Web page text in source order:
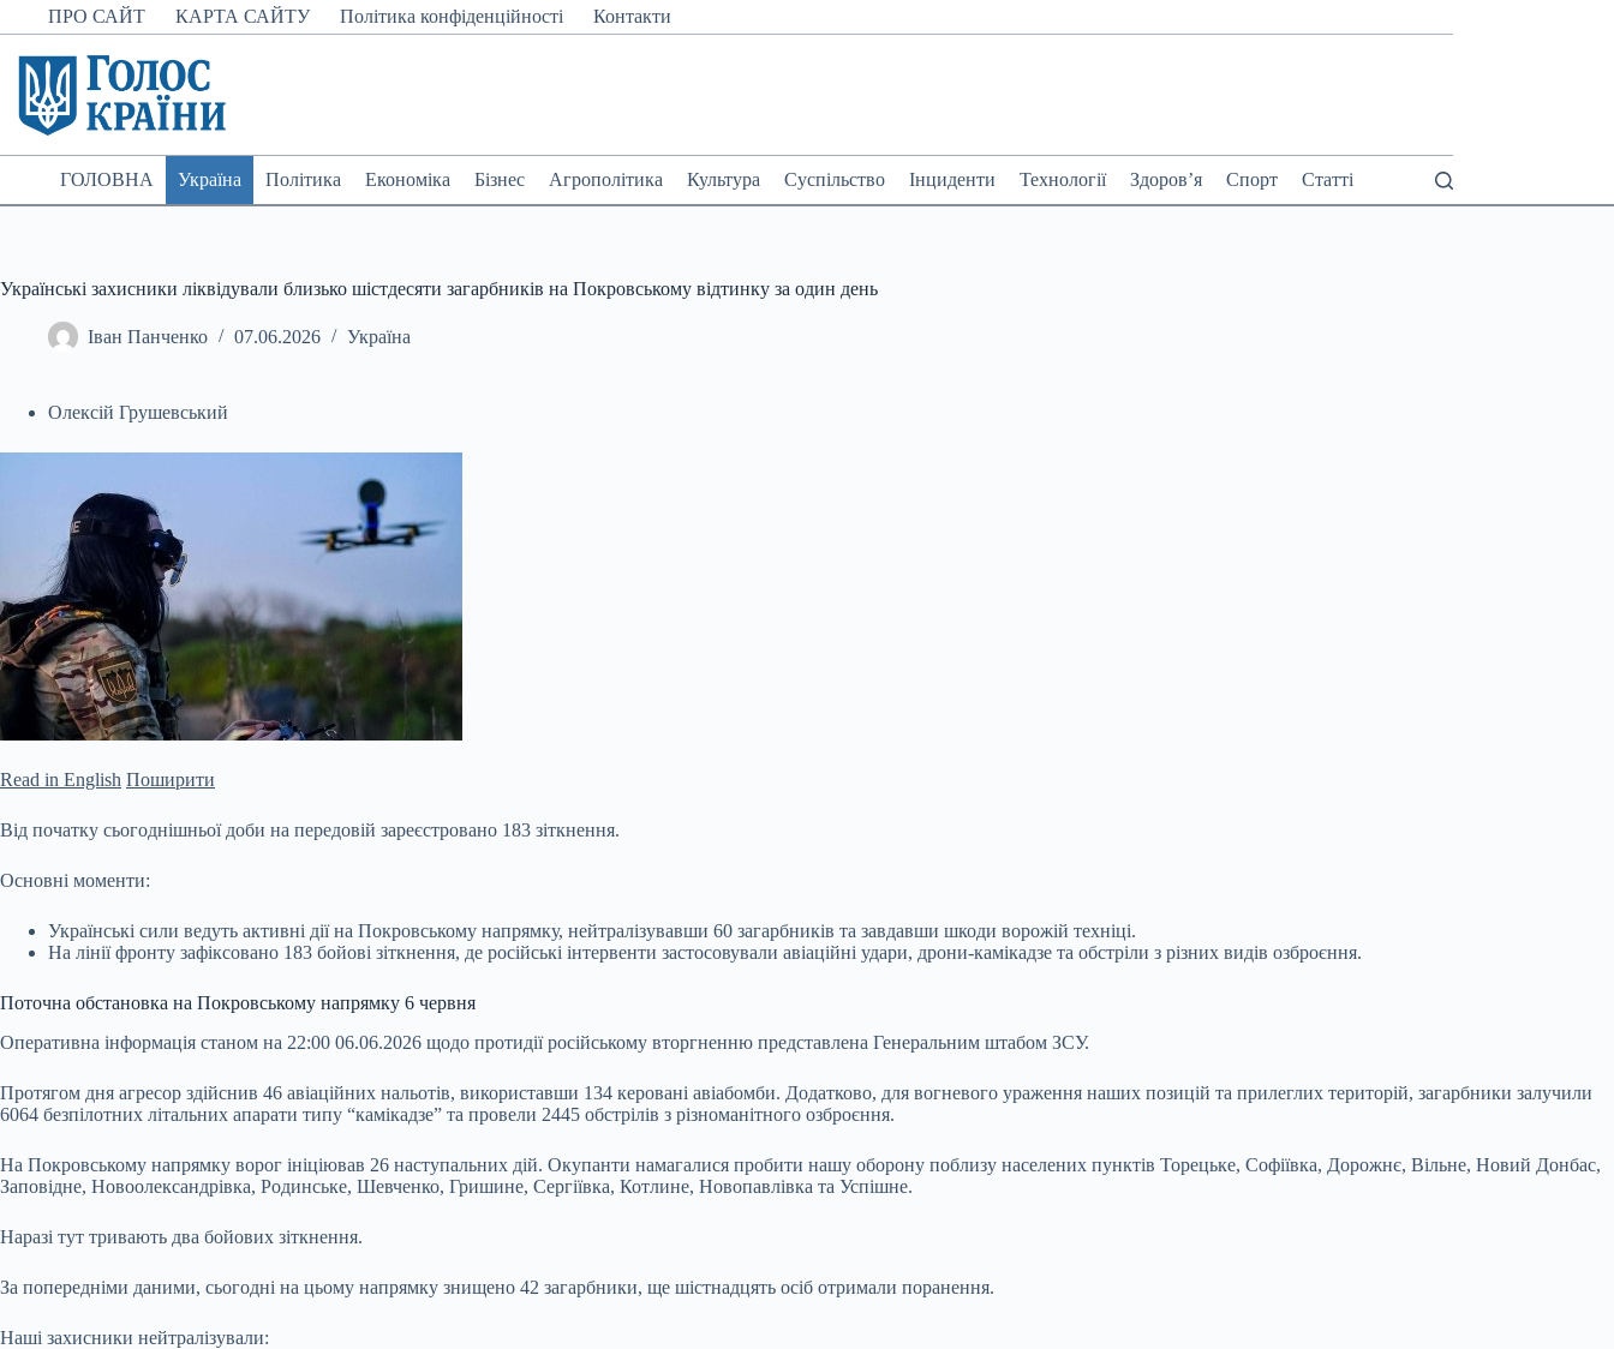
Перейти
до
вмісту
ПРО САЙТ КАРТА САЙТУ Політика конфіденційності Контакти
ГОЛОВНА Україна Політика Економіка Бізнес Агрополітика Культура Суспільство Інциденти Технології Здоров’я Спорт Статті
Українські захисники ліквідували близько шістдесяти загарбників на Покровському відтинку за один день
Іван Панченко 07.06.2026 Україна
Олексій Грушевський
Read in English Поширити
Від початку сьогоднішньої доби на передовій зареєстровано 183 зіткнення.
Основні моменти:
Українські сили ведуть активні дії на Покровському напрямку, нейтралізувавши 60 загарбників та завдавши шкоди ворожій техніці.
На лінії фронту зафіксовано 183 бойові зіткнення, де російські інтервенти застосовували авіаційні удари, дрони-камікадзе та обстріли з різних видів озброєння.
Поточна обстановка на Покровському напрямку 6 червня
Оперативна інформація станом на 22:00 06.06.2026 щодо протидії російському вторгненню представлена Генеральним штабом ЗСУ.
Протягом дня агресор здійснив 46 авіаційних нальотів, використавши 134 керовані авіабомби. Додатково, для вогневого ураження наших позицій та прилеглих територій, загарбники залучили
6064 безпілотних літальних апарати типу “камікадзе” та провели 2445 обстрілів з різноманітного озброєння.
На Покровському напрямку ворог ініціював 26 наступальних дій. Окупанти намагалися пробити нашу оборону поблизу населених пунктів Торецьке, Софіївка, Дорожнє, Вільне, Новий Донбас,
Заповідне, Новоолександрівка, Родинське, Шевченко, Гришине, Сергіївка, Котлине, Новопавлівка та Успішне.
Наразі тут тривають два бойових зіткнення.
За попередніми даними, сьогодні на цьому напрямку знищено 42 загарбники, ще шістнадцять осіб отримали поранення.
Наші захисники нейтралізували: